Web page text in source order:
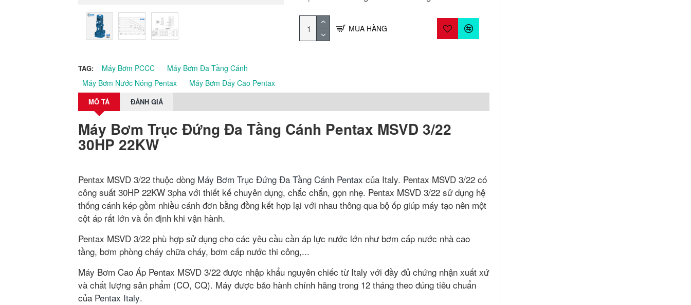
TAG: Máy Bơm PCCC
Máy Bơm Đa Tầng Cánh
Máy Bơm Nước Nóng Pentax
Máy Bơm Đẩy Cao Pentax
MUA HÀNG
MÔ TẢ ĐÁNH GIÁ
Máy Bơm Trục Đứng Đa Tầng Cánh Pentax MSVD 3/22
30HP 22KW
Pentax MSVD 3/22 thuộc dòng Máy Bơm Trục Đứng Đa Tầng Cánh Pentax của Italy. Pentax MSVD 3/22 có
công suất 30HP 22KW 3pha với thiết kế chuyên dụng, chắc chắn, gọn nhẹ. Pentax MSVD 3/22 sử dụng hệ
thống cánh kép gồm nhiều cánh đơn bằng đồng kết hợp lại với nhau thông qua bộ ốp giúp máy tạo nên một
cột áp rất lớn và ổn định khi vận hành.
Pentax MSVD 3/22 phù hợp sử dụng cho các yêu cầu cần áp lực nước lớn như bơm cấp nước nhà cao
tầng, bơm phòng cháy chữa cháy, bơm cấp nước thi công,...
Máy Bơm Cao Áp Pentax MSVD 3/22 được nhập khẩu nguyên chiếc từ Italy với đầy đủ chứng nhận xuất xứ
và chất lượng sản phẩm (CO, CQ). Máy được bảo hành chính hãng trong 12 tháng theo đúng tiêu chuẩn
của Pentax Italy.